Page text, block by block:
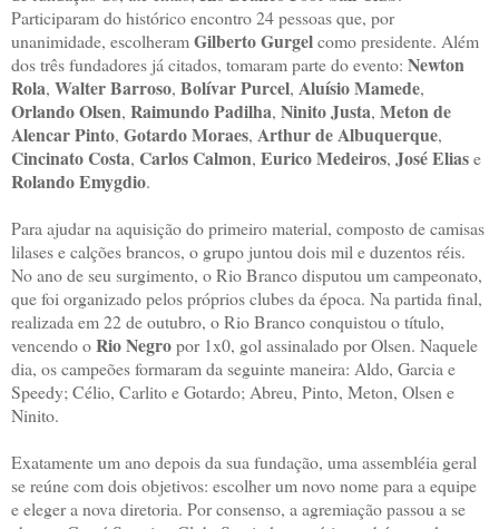
Participaram do histórico encontro 24 pessoas que, por
unanimidade, escolheramGilberto Gurgelcomo presidente. Além
dos três fundadores já citados, tomaram parte do evento: Newton
Rola, Walter Barroso, Bolívar Purcel, Aluísio Mamede,
Orlando Olsen, Raimundo Padilha, Ninito Justa, Meton de
Alencar Pinto, Gotardo Moraes, Arthur de Albuquerque,
Cincinato Costa, Carlos Calmon, Eurico Medeiros, José Eliase
Rolando Emygdio.
Para ajudar na aquisição do primeiro material, composto de camisas
lilases e calções brancos, o grupo juntou dois mil e duzentos réis.
No ano de seu surgimento, o Rio Branco disputou um campeonato,
que foi organizado pelos próprios clubes da época. Na partida final,
realizada em 22 de outubro, o Rio Branco conquistou o título,
vencendo oRio Negropor 1x0, gol assinalado por Olsen. Naquele
dia, os campeões formaram da seguinte maneira: Aldo, Garcia e
Speedy; Célio, Carlito e Gotardo; Abreu, Pinto, Meton, Olsen e
Ninito.
Exatamente um ano depois da sua fundação, uma assembléia geral
se reúne com dois objetivos: escolher um novo nome para a equipe
e eleger a nova diretoria. Por consenso, a agremiação passou a se